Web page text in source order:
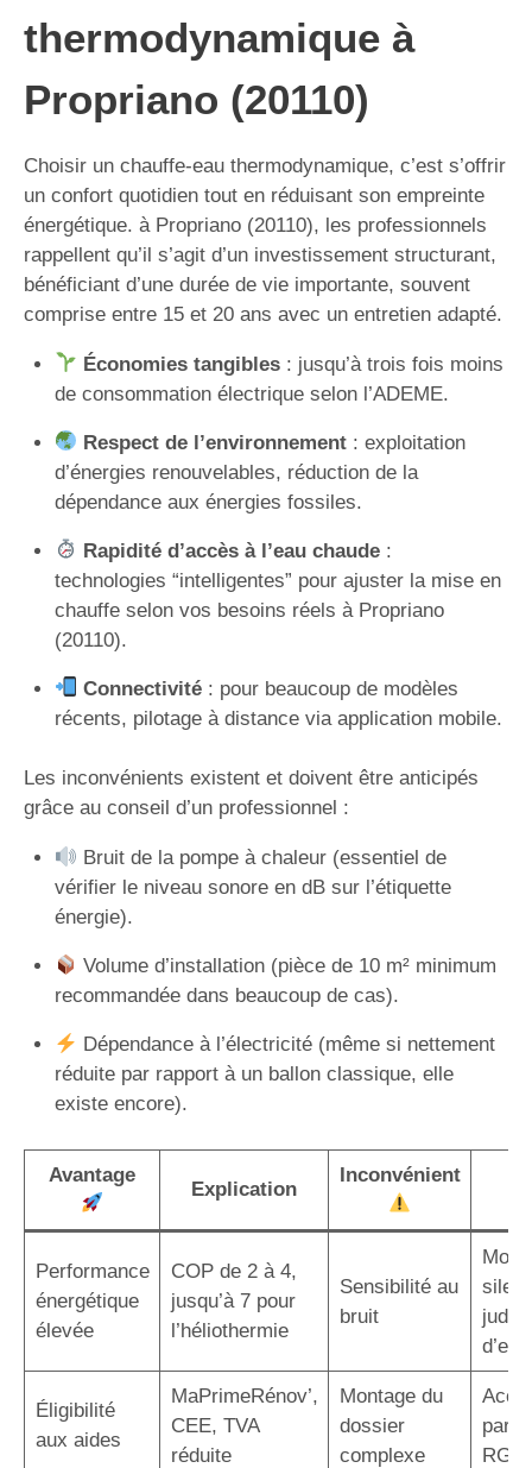
thermodynamique à
Propriano (20110)
Choisir un chauffe-eau thermodynamique, c’est s’offrir
un confort quotidien tout en réduisant son empreinte
énergétique. à Propriano (20110), les professionnels
rappellent qu’il s’agit d’un investissement structurant,
bénéficiant d’une durée de vie importante, souvent
comprise entre 15 et 20 ans avec un entretien adapté.
Économies tangibles: jusqu’à trois fois moins
de consommation électrique selon l’ADEME.
Respect de l’environnement: exploitation
d’énergies renouvelables, réduction de la
dépendance aux énergies fossiles.
Rapidité d’accès à l’eau chaude:
technologies “intelligentes” pour ajuster la mise en
chauffe selon vos besoins réels à Propriano
(20110).
Connectivité: pour beaucoup de modèles
récents, pilotage à distance via application mobile.
Les inconvénients existent et doivent être anticipés
grâce au conseil d’un professionnel :
Bruit de la pompe à chaleur (essentiel de
vérifier le niveau sonore en dB sur l’étiquette
énergie).
Volume d’installation (pièce de 10 m² minimum
recommandée dans beaucoup de cas).
Dépendance à l’électricité (même si nettement
réduite par rapport à un ballon classique, elle
existe encore).
Avantage
Explication
Inconvénient
Performance
énergétique
élevée
COP de 2 à 4,
jusqu’à 7 pour
l’héliothermie
Sensibilité au
bruit
Éligibilité
aux aides
MaPrimeRénov’,
CEE, TVA
réduite
Montage du
dossier
complexe
par
RGE